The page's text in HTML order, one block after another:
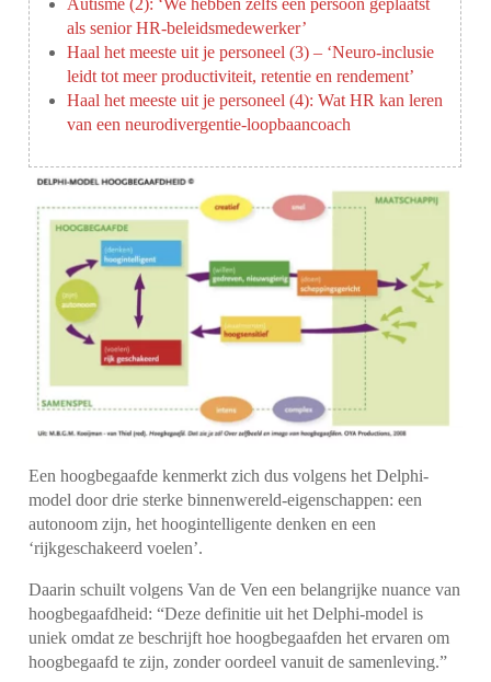
Autisme (2): ‘We hebben zelfs een persoon geplaatst
als senior HR-beleidsmedewerker’
Haal het meeste uit je personeel (3) – ‘Neuro-inclusie
leidt tot meer productiviteit, retentie en rendement’
Haal het meeste uit je personeel (4): Wat HR kan leren
van een neurodivergentie-loopbaancoach
Een hoogbegaafde kenmerkt zich dus volgens het Delphi-
model door drie sterke binnenwereld-eigenschappen: een
autonoom zijn, het hoogintelligente denken en een
‘rijkgeschakeerd voelen’.
Daarin schuilt volgens Van de Ven een belangrijke nuance van
hoogbegaafdheid: “Deze definitie uit het Delphi-model is
uniek omdat ze beschrijft hoe hoogbegaafden het ervaren om
hoogbegaafd te zijn, zonder oordeel vanuit de samenleving.”